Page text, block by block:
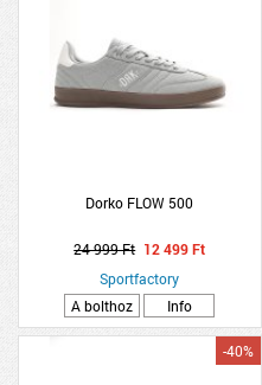
Dorko FLOW 500
24 999 Ft 12 499 Ft
Sportfactory
A bolthoz
Info
-40%